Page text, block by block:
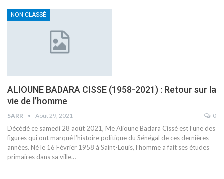
NON CLASSÉ
ALIOUNE BADARA CISSE (1958-2021) : Retour sur la
vie de l’homme
SARR Août 29, 2021 0
Décédé ce samedi 28 août 2021, Me Alioune Badara Cissé est l’une des
figures qui ont marqué l’histoire politique du Sénégal de ces dernières
années. Né le 16 Février 1958 à Saint-Louis, l’homme a fait ses études
primaires dans sa ville…